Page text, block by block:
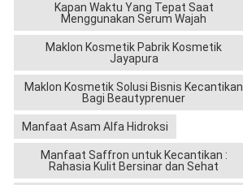
Kapan Waktu Yang Tepat Saat
Menggunakan Serum Wajah
Maklon Kosmetik Pabrik Kosmetik
Jayapura
Maklon Kosmetik Solusi Bisnis Kecantikan
Bagi Beautyprenuer
Manfaat Asam Alfa Hidroksi
Manfaat Saffron untuk Kecantikan :
Rahasia Kulit Bersinar dan Sehat